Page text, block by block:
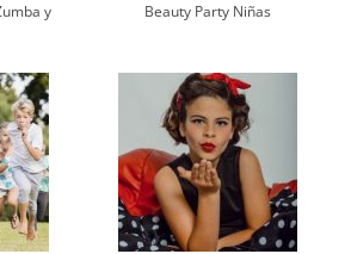
y
Beauty Party Niñas